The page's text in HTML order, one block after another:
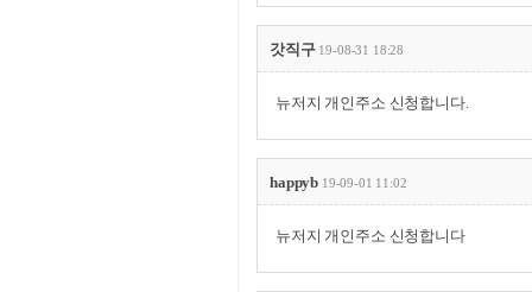
갓직구 19-08-31 18:28
뉴저지 개인주소 신청합니다.
happyb 19-09-01 11:02
뉴저지 개인주소 신청합니다